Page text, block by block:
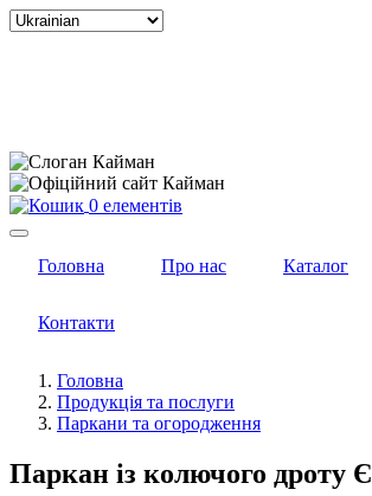
Select
0 елементів
Головна Про нас Каталог
Контакти
Головна
Продукція та послуги
Паркани та огородження
Паркан із колючого дроту